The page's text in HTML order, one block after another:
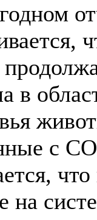
в
с
на